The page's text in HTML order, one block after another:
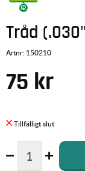
Tråd
Artnr: 150210
75 kr